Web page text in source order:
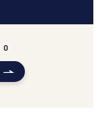
0